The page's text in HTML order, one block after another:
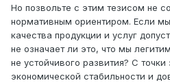
Но позвольте с этим тезисом не
нормативным ориентиром. Если
качества продукции и услуг
не означает ли это, что мы
не устойчивого развития? С
экономической стабильности и